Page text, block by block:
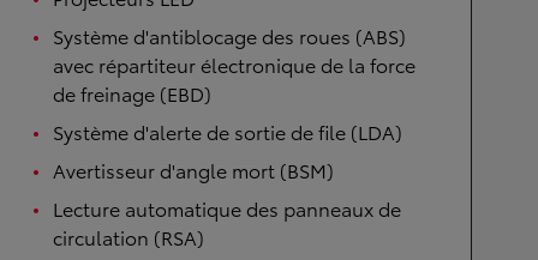
Système d'antiblocage des roues (ABS)
avec répartiteur électronique de la force
de freinage (EBD)
Système d'alerte de sortie de file (LDA)
Avertisseur d'angle mort (BSM)
Lecture automatique des panneaux de
circulation (RSA)